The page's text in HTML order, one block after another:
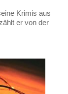
Krimis aus
er von der